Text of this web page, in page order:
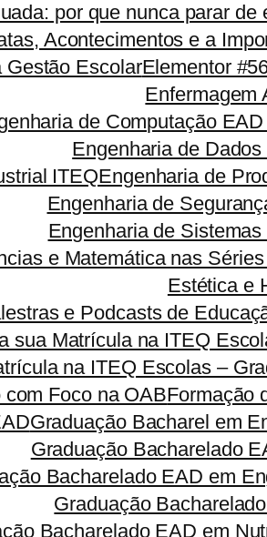
por que nunca parar
Acontecimentos e a
Gestão EscolarElementor
Enfermagem
de Computação
Engenharia de
ITEQEngenharia de
Engenharia de
Engenharia de
e Matemática nas
Estética e
e Podcasts de
sua Matrícula na ITEQ
na ITEQ Escolas –
Foco na OABFormação
Graduação Bacharel em
Graduação Bacharelado
Bacharelado EAD em
Graduação
Bacharelado EAD em